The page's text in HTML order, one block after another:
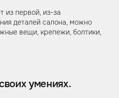
из первой, из-за
деталей салона, можно
вещи, крепежи, болтики,
умениях.